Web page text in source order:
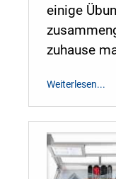
einige
zuhause
Weiterlesen...